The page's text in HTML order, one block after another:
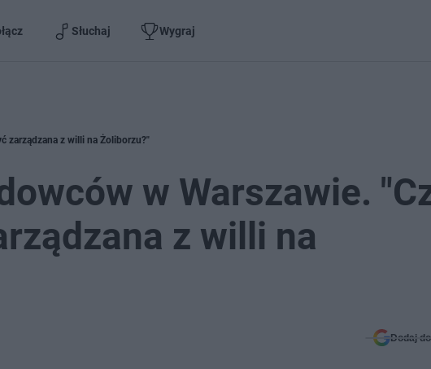
Słuchaj Wygraj
zarządzana z willi na Żoliborzu?"
w Warszawie.
z willi na
Dodaj